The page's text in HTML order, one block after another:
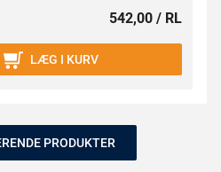
542,00 / RL
LÆG I KURV
PRODUKTER